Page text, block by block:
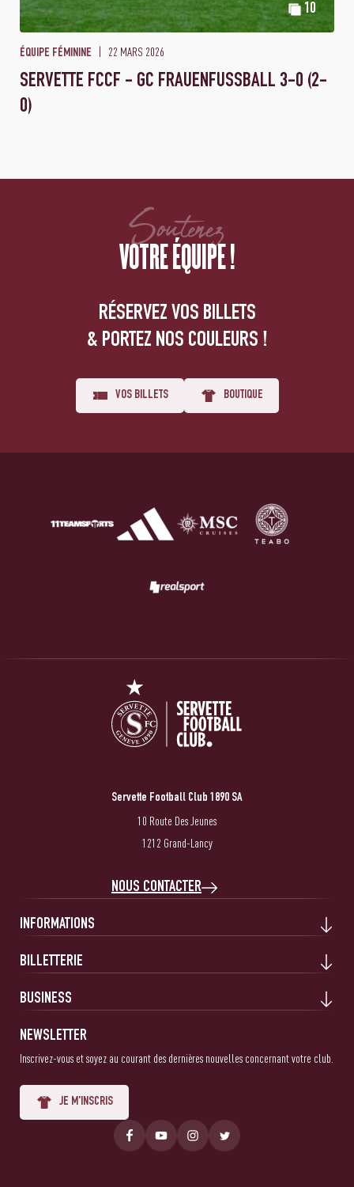
10
ÉQUIPE FÉMININE 22 MARS 2026
SERVETTE FCCF - GC FRAUENFUSSBALL 3-0 (2-
0)
Soutenez
VOTRE ÉQUIPE !
RÉSERVEZ VOS BILLETS
& PORTEZ NOS COULEURS !
VOS BILLETS BOUTIQUE
Servette Football Club 1890 SA
10 Route Des Jeunes
1212 Grand-Lancy
NOUS CONTACTER
INFORMATIONS
BILLETTERIE
BUSINESS
NEWSLETTER
Inscrivez-vous et soyez au courant des dernières nouvelles concernant votre club.
JE M'INSCRIS